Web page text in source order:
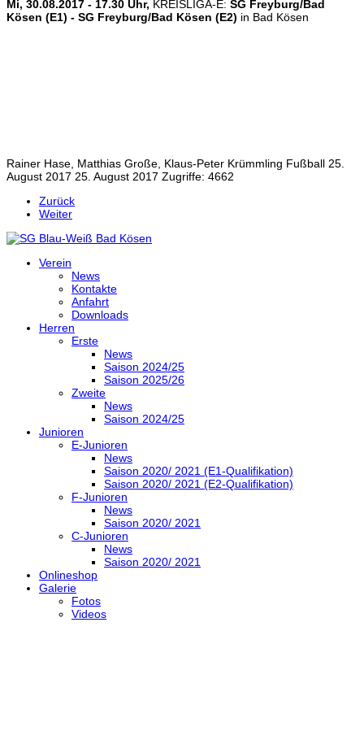
Mi, 30.08.2017 - 17.30 Uhr, KREISLIGA-E: SG Freyburg/Bad
Kösen (E1) - SG Freyburg/Bad Kösen (E2) in Bad Kösen
Rainer Hase, Matthias Große, Klaus-Peter Krümmling Fußball 25.
August 2017 25. August 2017 Zugriffe: 4662
Zurück
Weiter
Verein
News
Kontakte
Anfahrt
Downloads
Herren
Erste
News
Saison 2024/25
Saison 2025/26
Zweite
News
Saison 2024/25
Junioren
E-Junioren
News
Saison 2020/ 2021 (E1-Qualifikation)
Saison 2020/ 2021 (E2-Qualifikation)
F-Junioren
News
Saison 2020/ 2021
C-Junioren
News
Saison 2020/ 2021
Onlineshop
Galerie
Fotos
Videos